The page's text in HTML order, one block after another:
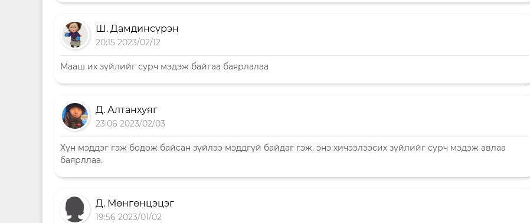
Ш. Дамдинсүрэн
20:15 2023/02/12
Мааш их зүйлийг сурч мэдэж байгаа баярлалаа
Д. Алтанхуяг
23:06 2023/02/03
Хүн мэддэг гэж бодож байсан зүйлээ мэддгүй байдаг гэж. энэ хичээлээсих зүйлийг сурч мэдэж авлаа
баярллаа.
Д. Мөнгөнцэцэг
19:56 2023/01/02